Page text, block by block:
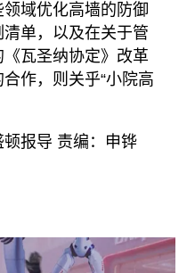
域优化高墙的防御
单，以及在关于管
瓦圣纳协定》改革
作，则关乎“小院高
报导 责编：申铧